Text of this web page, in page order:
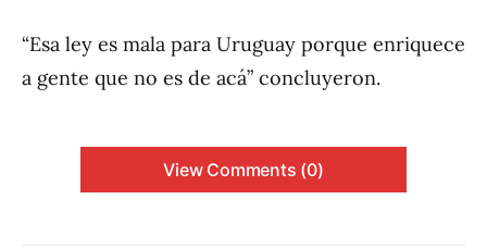
“Esa ley es mala para Uruguay porque enriquece
a gente que no es de acá” concluyeron.
View Comments (0)